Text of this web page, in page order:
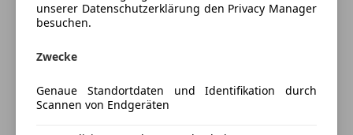
Lordosenstütze
Multifunktionslenkrad
Schlüssellose Zentralverriegelung
Sitzheizung
Kfz-Versicherung
unserer Datenschutzerklärung den Privacy Manager
besuchen.
Zwecke
Genaue Standortdaten und Identifikation durch
Scannen von Endgeräten